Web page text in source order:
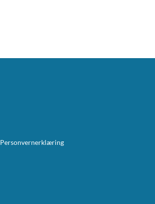
Personvernerklæring